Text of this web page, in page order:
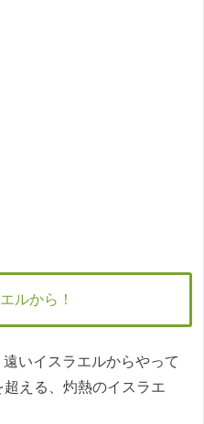
ルから！
いイスラエルからやって
える、灼熱のイスラエ